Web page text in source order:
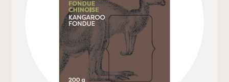
Restaurants
Institutions
À propos